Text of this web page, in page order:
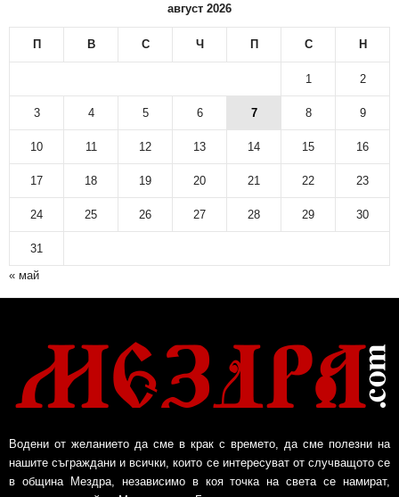
август 2026
П В С Ч П С Н
1 2
3 4 5 6 7 8 9
10 11 12 13 14 15 16
17 18 19 20 21 22 23
24 25 26 27 28 29 30
31
« май
Водени от желанието да сме в крак с времето, да сме полезни на
нашите съграждани и всички, които се интересуват от случващото се
в община Мездра, независимо в коя точка на света се намират,